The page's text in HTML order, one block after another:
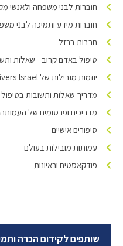
חוברות לבני משפחה ולאנשי
חוברות מידע ותמיכה לבני
חרבות ברזל
טיפול באדם קרוב - שאלות
יוזמות מובילות של Caregivers Israel
מדריך שאלות ותשובות
מדריכים ופרסומים של העמותה
סיפורים אישיים
עמותות מובילות בעולם
פודקאסטים וראיונות
שותפים לקידום הכרה